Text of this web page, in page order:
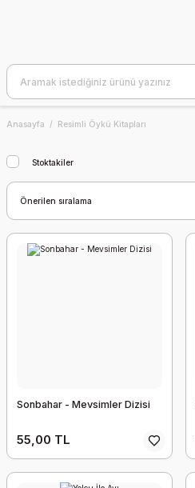
Anasayfa Resimli Öykü Kitapları
Stoktakiler
Sonbahar - Mevsimler Dizisi
55,00 TL